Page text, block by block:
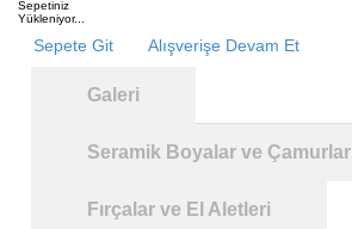
Sepetiniz
Yükleniyor...
Sepete Git Alışverişe Devam Et
Galeri
Seramik Boyalar ve Çamurlar
Fırçalar ve El Aletleri